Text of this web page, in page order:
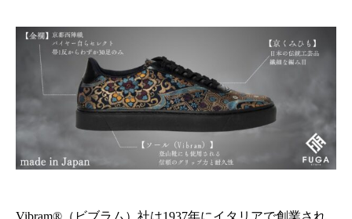
Vibram®（ビブラム）社は1937年にイタリアで創業され